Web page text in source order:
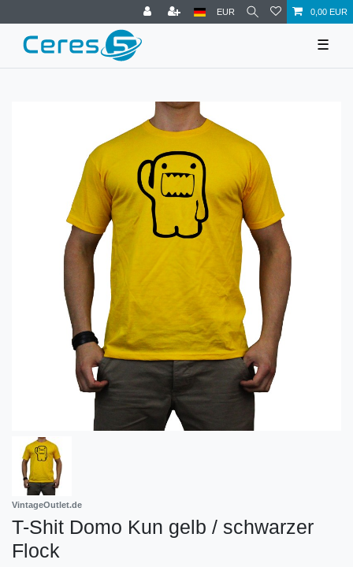
EUR 0,00 EUR
☰
VintageOutlet.de
T-Shit Domo Kun gelb / schwarzer
Flock